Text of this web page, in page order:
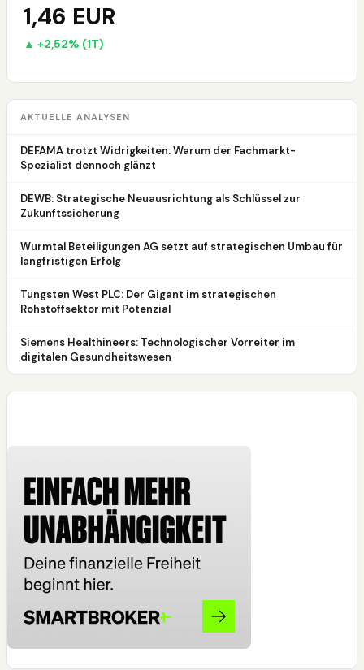
1,46 EUR
▲ +2,52% (1T)
AKTUELLE ANALYSEN
DEFAMA trotzt Widrigkeiten: Warum der Fachmarkt-
Spezialist dennoch glänzt
DEWB: Strategische Neuausrichtung als Schlüssel zur
Zukunftssicherung
Wurmtal Beteiligungen AG setzt auf strategischen Umbau für
langfristigen Erfolg
Tungsten West PLC: Der Gigant im strategischen
Rohstoffsektor mit Potenzial
Siemens Healthineers: Technologischer Vorreiter im
digitalen Gesundheitswesen